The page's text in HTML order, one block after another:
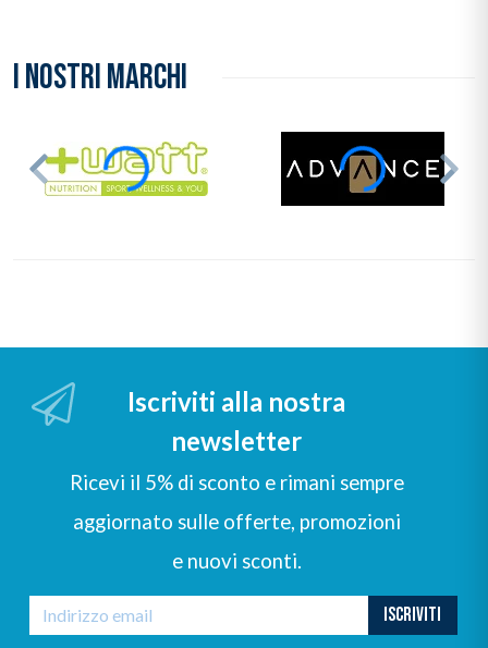
I NOSTRI MARCHI
Iscriviti alla nostra
newsletter
Ricevi il 5% di sconto e rimani sempre
aggiornato sulle offerte, promozioni
e nuovi sconti.
ISCRIVITI